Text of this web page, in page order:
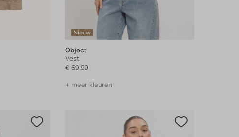
Nieuw
Object
Vest
€ 69,99
+ meer kleuren